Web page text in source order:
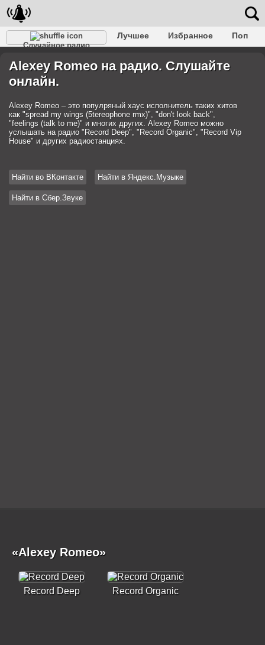
Случайное радио
Лучшее Избранное
Поп
Разговорное
Рэп Транс Дип-хаус
Фолк
Джаз
Детское
Alexey Romeo на радио. Слушайте
онлайн.
Alexey Romeo – это популряный хаус исполнитель таких хитов
как "spread my wings (5tereophone rmx)", "don't look back",
"feelings (talk to me)" и многих других. Alexey Romeo можно
услышать на радио "Record Deep", "Record Organic", "Record Vip
House" и других радиостанциях.
Найти во ВКонтакте Найти в Яндекс.Музыке
Найти в Сбер.Звуке
«Alexey Romeo»
Record Deep Record Organic